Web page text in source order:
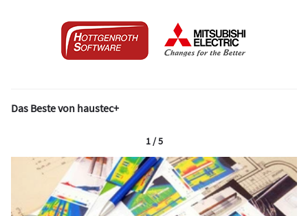
Das Beste von haustec+
1 / 5